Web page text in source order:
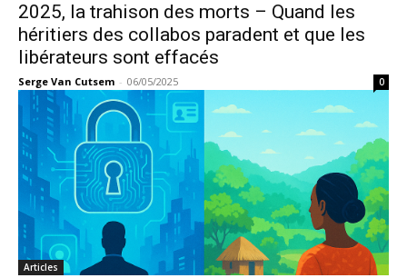
2025, la trahison des morts – Quand les
héritiers des collabos paradent et que les
libérateurs sont effacés
Serge Van Cutsem - 06/05/2025 0
Articles